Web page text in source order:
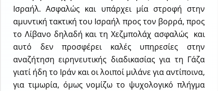
Ισραήλ. Ασφαλώς και υπάρχει μία στροφή στην
αμυντική τακτική του Ισραήλ προς τον βορρά, προς
το Λίβανο δηλαδή και τη Χεζμπολάχ ασφαλώς και
αυτό δεν προσφέρει καλές υπηρεσίες στην
αναζήτηση ειρηνευτικής διαδικασίας για τη Γάζα
γιατί ήδη το Ιράν και οι λοιποί μιλάνε για αντίποινα,
για τιμωρία, όμως νομίζω το ψυχολογικό πλήγμα